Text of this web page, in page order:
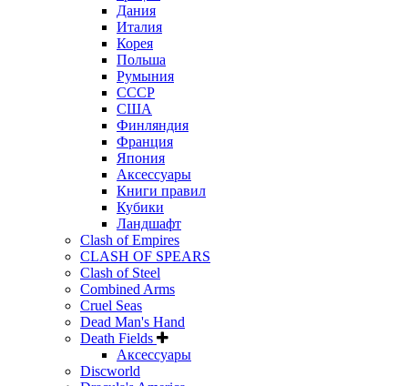
Дания
Италия
Корея
Польша
Румыния
СССР
США
Финляндия
Франция
Япония
Аксессуары
Книги правил
Кубики
Ландшафт
Clash of Empires
CLASH OF SPEARS
Clash of Steel
Combined Arms
Cruel Seas
Dead Man's Hand
Death Fields
Аксессуары
Discworld